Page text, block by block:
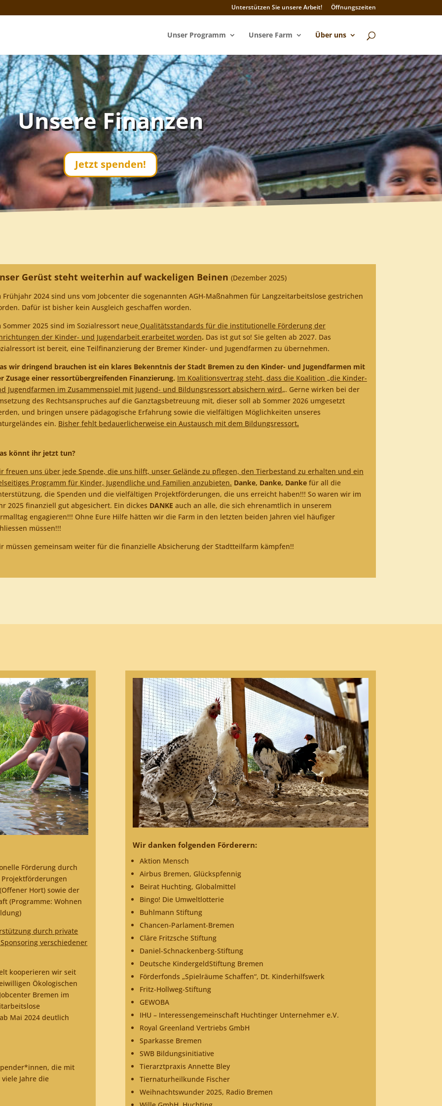
Unterstützen Sie unsere Arbeit! Öffnungszeiten
Unser Programm Unsere Farm Über uns
Unsere Finanzen
Jetzt spenden!
Gerüst steht weiterhin auf wackeligen Beinen (Dezember 2025)
Frühjahr 2024 sind uns vom Jobcenter die sogenannten AGH-Maßnahmen für Langzeitarbeitslose gestrichen
Dafür ist bisher kein Ausgleich geschaffen worden.
Sommer 2025 sind im Sozialressort neueQualitätsstandards für die institutionelle Förderung der
der Kinder- und Jugendarbeit erarbeitet worden. Das ist gut so! Sie gelten ab 2027. Das
ist bereit, eine Teilfinanzierung der Bremer Kinder- und Jugendfarmen zu übernehmen.
wir dringend brauchen ist ein klares Bekenntnis der Stadt Bremen zu den Kinder- und Jugendfarmen mit
Zusage einer ressortübergreifenden Finanzierung. Im Koalitionsvertrag steht, dass die Koalition „die Kinder-
Jugendfarmen im Zusammenspiel mit Jugend- und Bildungsressort absichern wird„. Gerne wirken bei der
des Rechtsanspruches auf die Ganztagsbetreuung mit, dieser soll ab Sommer 2026 umgesetzt
und bringen unsere pädagogische Erfahrung sowie die vielfältigen Möglichkeiten unseres
ein. Bisher fehlt bedauerlicherweise ein Austausch mit dem Bildungsressort.
könnt ihr jetzt tun?
freuen uns über jede Spende, die uns hilft, unser Gelände zu pflegen, den Tierbestand zu erhalten und ein
Programm für Kinder, Jugendliche und Familien anzubieten. Danke, Danke, Dankefür all die
die Spenden und die vielfältigen Projektförderungen, die uns erreicht haben!!! So waren wir im
2025 finanziell gut abgesichert. Ein dickes DANKE auch an alle, die sich ehrenamtlich in unserem
engagieren!!! Ohne Eure Hilfe hätten wir die Farm in den letzten beiden Jahren viel häufiger
müssen!!!
müssen gemeinsam weiter für die finanzielle Absicherung der Stadtteilfarm kämpfen!!
Förderung durch
Hort) sowie der
(Programme: Wohnen
durch private
verschiedener
kooperieren wir seit
Ökologischen
Bremen im
Mai 2024 deutlich
die mit
Jahre die
Wir danken folgenden Förderern:
Aktion Mensch
Airbus Bremen, Glückspfennig
Beirat Huchting, Globalmittel
Bingo! Die Umweltlotterie
Buhlmann Stiftung
Chancen-Parlament-Bremen
Cläre Fritzsche Stiftung
Daniel-Schnackenberg-Stiftung
Deutsche KindergeldStiftung Bremen
Förderfonds „Spielräume Schaffen“, Dt. Kinderhilfswerk
Fritz-Hollweg-Stiftung
GEWOBA
IHU – Interessengemeinschaft Huchtinger Unternehmer e.V.
Royal Greenland Vertriebs GmbH
Sparkasse Bremen
SWB Bildungsinitiative
Tierarztpraxis Annette Bley
Tiernaturheilkunde Fischer
Weihnachtswunder 2025, Radio Bremen